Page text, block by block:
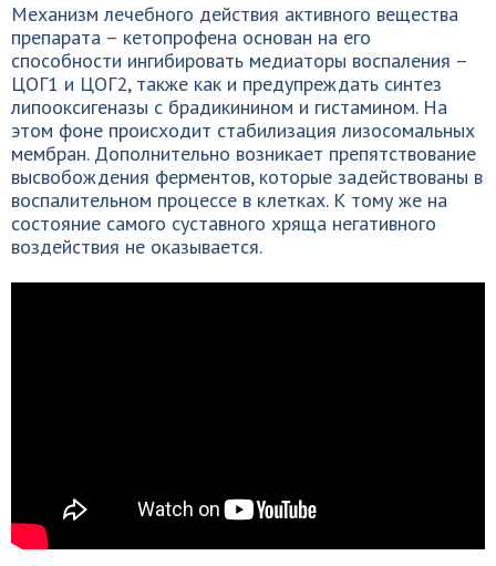
Механизм лечебного действия активного вещества
препарата – кетопрофена основан на его
способности ингибировать медиаторы воспаления –
ЦОГ1 и ЦОГ2, также как и предупреждать синтез
липооксигеназы с брадикинином и гистамином. На
этом фоне происходит стабилизация лизосомальных
мембран. Дополнительно возникает препятствование
высвобождения ферментов, которые задействованы в
воспалительном процессе в клетках. К тому же на
состояние самого суставного хряща негативного
воздействия не оказывается.